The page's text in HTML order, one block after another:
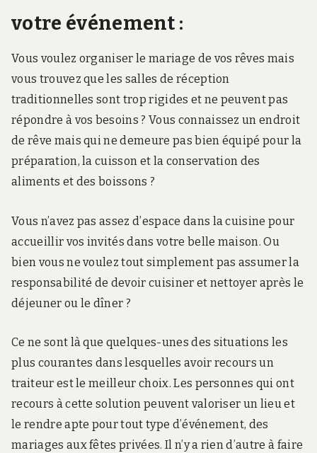
votre événement :
Vous voulez organiser le mariage de vos rêves mais
vous trouvez que les salles de réception
traditionnelles sont trop rigides et ne peuvent pas
répondre à vos besoins ? Vous connaissez un endroit
de rêve mais qui ne demeure pas bien équipé pour la
préparation, la cuisson et la conservation des
aliments et des boissons ?
Vous n’avez pas assez d’espace dans la cuisine pour
accueillir vos invités dans votre belle maison. Ou
bien vous ne voulez tout simplement pas assumer la
responsabilité de devoir cuisiner et nettoyer après le
déjeuner ou le dîner ?
Ce ne sont là que quelques-unes des situations les
plus courantes dans lesquelles avoir recours un
traiteur est le meilleur choix. Les personnes qui ont
recours à cette solution peuvent valoriser un lieu et
le rendre apte pour tout type d’événement, des
mariages aux fêtes privées. Il n’y a rien d’autre à faire